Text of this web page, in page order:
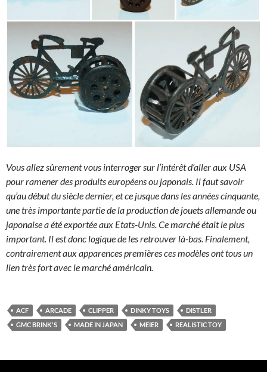
Vous allez sûrement vous interroger sur l’intérêt d’aller aux USA
pour ramener des produits européens ou japonais. Il faut savoir
qu’au début du siècle dernier, et ce jusque dans les années cinquante,
une très importante partie de la production de jouets allemande ou
japonaise a été exportée aux Etats-Unis. Ce marché était le plus
important. Il est donc logique de les retrouver là-bas. Finalement,
contrairement aux apparences premières ces modèles ont tous un
lien très fort avec le marché américain.
ACF ARCADE CLIPPER DINKY TOYS
DISTLER
GMC BRINK'S
MADE IN JAPAN MEIER REALISTIC TOY